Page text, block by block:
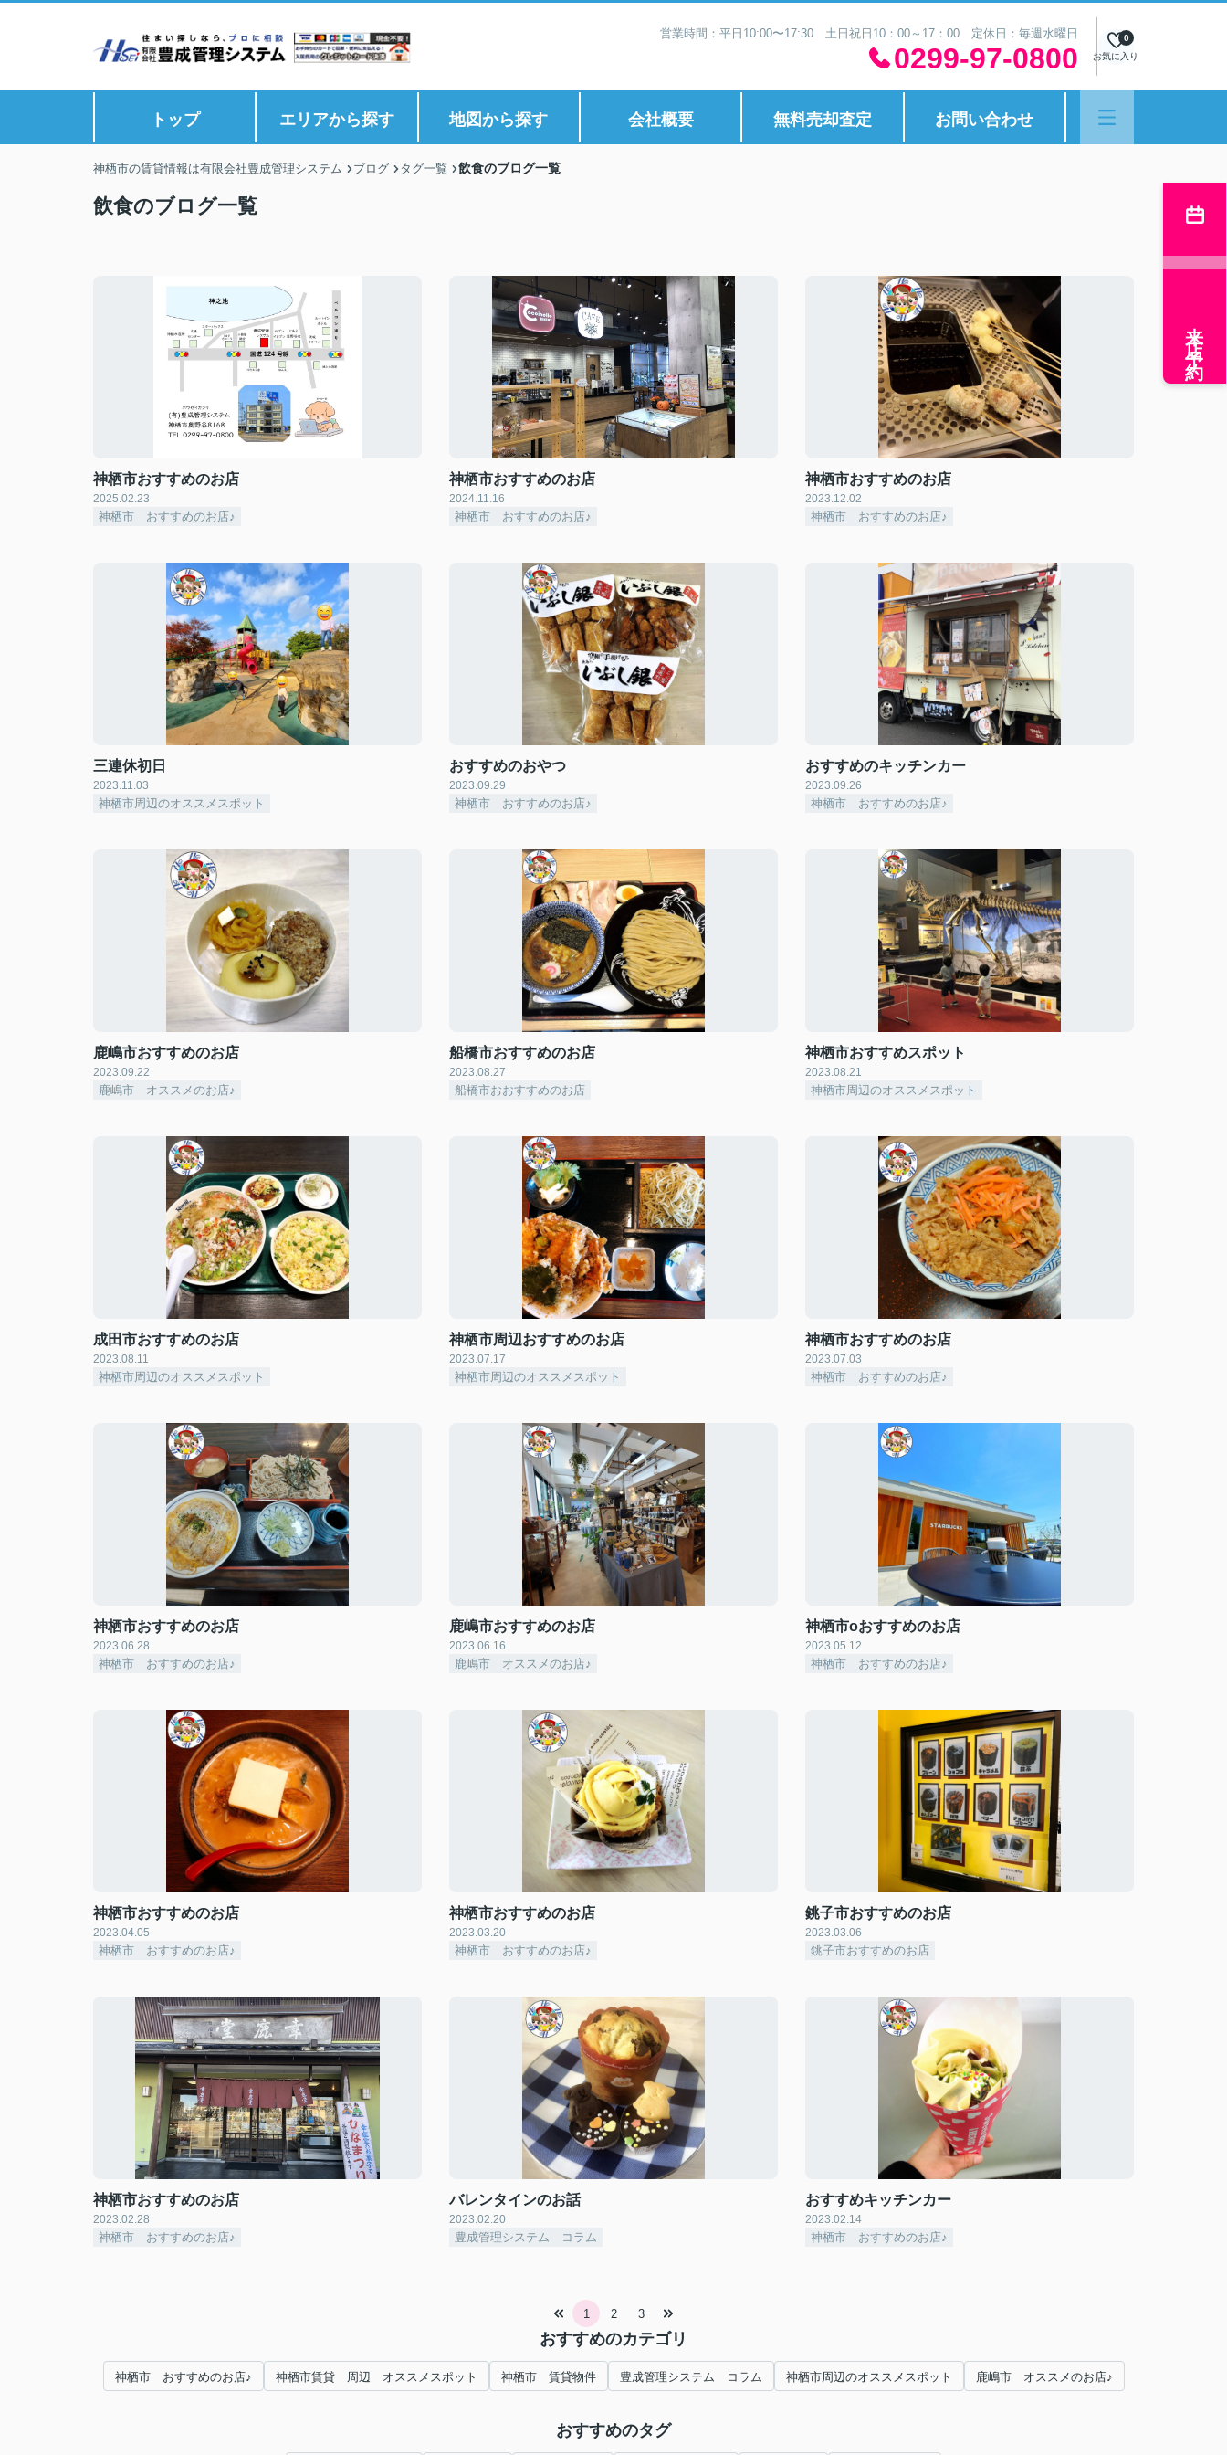
営業時間：平日10:00〜17:30 土日祝日10：00～17：00 定休日：毎週水曜日
0299-97-0800 お気に入り
0
トップ エリアから探す 地図から探す 会社概要 無料売却査定 お問い合わせ
神栖市の賃貸情報は有限会社豊成管理システム ブログ タグ一覧 飲食のブログ一覧
飲食のブログ一覧
神栖市おすすめのお店
2025.02.23
神栖市 おすすめのお店♪
神栖市おすすめのお店
2024.11.16
神栖市 おすすめのお店♪
神栖市おすすめのお店
2023.12.02
神栖市 おすすめのお店♪
三連休初日
2023.11.03
神栖市周辺のオススメスポット
おすすめのおやつ
2023.09.29
神栖市 おすすめのお店♪
おすすめのキッチンカー
2023.09.26
神栖市 おすすめのお店♪
鹿嶋市おすすめのお店
2023.09.22
鹿嶋市 オススメのお店♪
船橋市おすすめのお店
2023.08.27
船橋市おおすすめのお店
神栖市おすすめスポット
2023.08.21
神栖市周辺のオススメスポット
成田市おすすめのお店
2023.08.11
神栖市周辺のオススメスポット
神栖市周辺おすすめのお店
2023.07.17
神栖市周辺のオススメスポット
神栖市おすすめのお店
2023.07.03
神栖市 おすすめのお店♪
神栖市おすすめのお店
2023.06.28
神栖市 おすすめのお店♪
鹿嶋市おすすめのお店
2023.06.16
鹿嶋市 オススメのお店♪
神栖市oおすすめのお店
2023.05.12
神栖市 おすすめのお店♪
神栖市おすすめのお店
2023.04.05
神栖市 おすすめのお店♪
神栖市おすすめのお店
2023.03.20
神栖市 おすすめのお店♪
銚子市おすすめのお店
2023.03.06
銚子市おすすめのお店
神栖市おすすめのお店
2023.02.28
神栖市 おすすめのお店♪
バレンタインのお話
2023.02.20
豊成管理システム コラム
おすすめキッチンカー
2023.02.14
神栖市 おすすめのお店♪
1 2 3
おすすめのカテゴリ
神栖市 おすすめのお店♪ 神栖市賃貸 周辺 オススメスポット 神栖市 賃貸物件 豊成管理システム コラム 神栖市周辺のオススメスポット 鹿嶋市 オススメのお店♪
おすすめのタグ
来店予約